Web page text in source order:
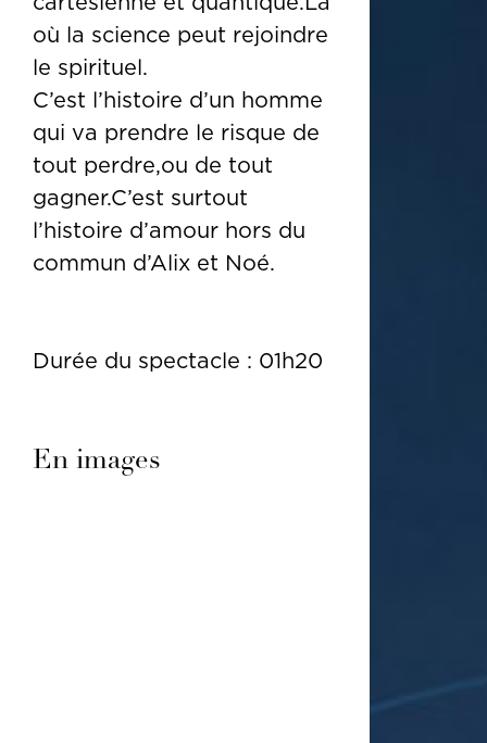
où la science peut rejoindre
le spirituel.
C’est l’histoire d’un homme
qui va prendre le risque de
tout perdre,ou de tout
gagner.C’est surtout
l’histoire d’amour hors du
commun d’Alix et Noé.
Durée du spectacle : 01h20
En images